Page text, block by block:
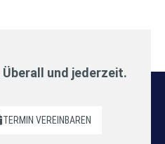
und jederzeit.
TERMIN VEREINBAREN